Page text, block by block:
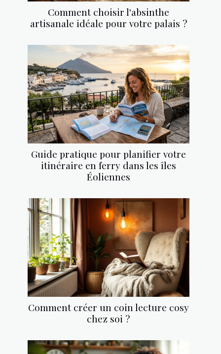
Comment choisir l'absinthe
artisanale idéale pour votre palais ?
Guide pratique pour planifier votre
itinéraire en ferry dans les îles
Éoliennes
Comment créer un coin lecture cosy
chez soi ?